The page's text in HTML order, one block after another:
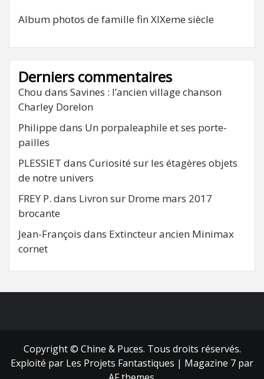
Album photos de famille fin XIXeme siècle
Derniers commentaires
Chou dans Savines : l’ancien village chanson
Charley Dorelon
Philippe dans Un porpaleaphile et ses porte-
pailles
PLESSIET dans Curiosité sur les étagères objets
de notre univers
FREY P. dans Livron sur Drome mars 2017
brocante
Jean-François dans Extincteur ancien Minimax
cornet
Copyright © Chine & Puces. Tous droits réservés.
Exploité par Les Projets Fantastiques | Magazine 7 par